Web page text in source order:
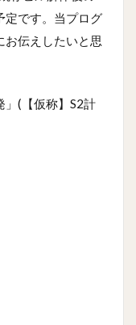
です。当プログ
お伝えしたいと思
」(【仮称】S2計